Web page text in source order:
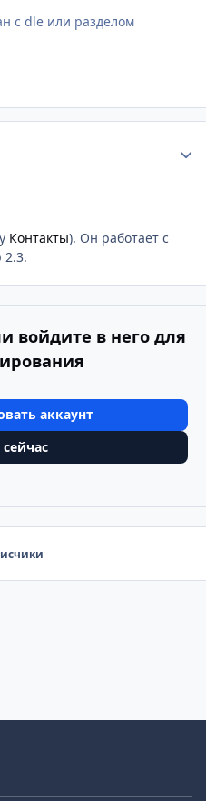
с dle или разделом
Контакты). Он работает с
2.3.
войдите в него для
аккаунт